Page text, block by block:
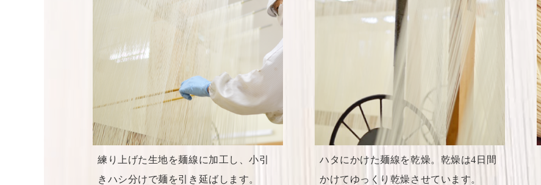
練り上げた生地を麺線に加工し、小引
きハシ分けで麺を引き延ばします。
ハタにかけた麺線を乾燥。乾燥は4日間
かけてゆっくり乾燥させています。